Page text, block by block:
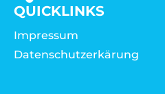
QUICKLINKS
Impressum
Datenschutzerkärung